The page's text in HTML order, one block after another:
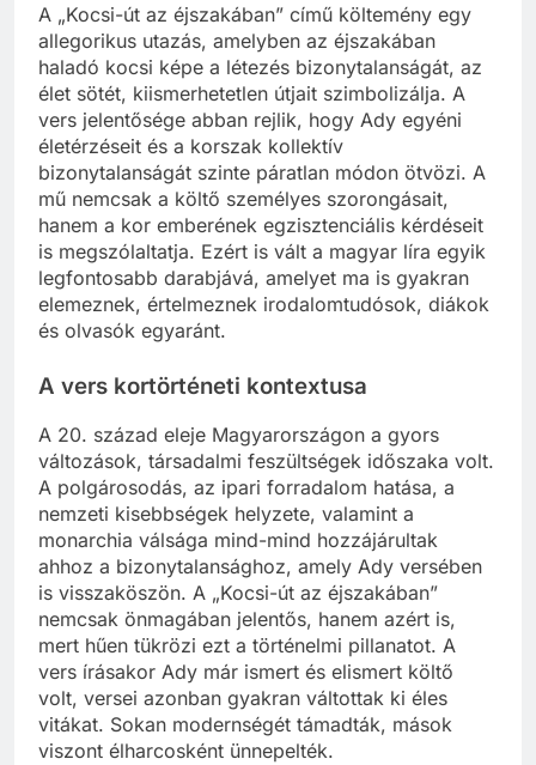
A „Kocsi-út az éjszakában” című költemény egy
allegorikus utazás, amelyben az éjszakában
haladó kocsi képe a létezés bizonytalanságát, az
élet sötét, kiismerhetetlen útjait szimbolizálja. A
vers jelentősége abban rejlik, hogy Ady egyéni
életérzéseit és a korszak kollektív
bizonytalanságát szinte páratlan módon ötvözi. A
mű nemcsak a költő személyes szorongásait,
hanem a kor emberének egzisztenciális kérdéseit
is megszólaltatja. Ezért is vált a magyar líra egyik
legfontosabb darabjává, amelyet ma is gyakran
elemeznek, értelmeznek irodalomtudósok, diákok
és olvasók egyaránt.
A vers kortörténeti kontextusa
A 20. század eleje Magyarországon a gyors
változások, társadalmi feszültségek időszaka volt.
A polgárosodás, az ipari forradalom hatása, a
nemzeti kisebbségek helyzete, valamint a
monarchia válsága mind-mind hozzájárultak
ahhoz a bizonytalansághoz, amely Ady versében
is visszaköszön. A „Kocsi-út az éjszakában”
nemcsak önmagában jelentős, hanem azért is,
mert hűen tükrözi ezt a történelmi pillanatot. A
vers írásakor Ady már ismert és elismert költő
volt, versei azonban gyakran váltottak ki éles
vitákat. Sokan modernségét támadták, mások
viszont élharcosként ünnepelték.